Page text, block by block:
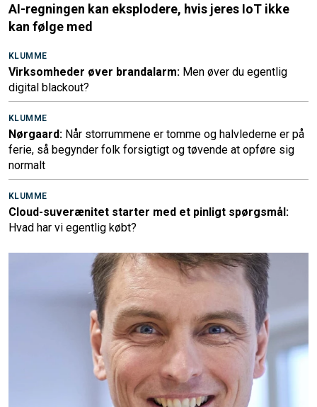
AI-regningen kan eksplodere, hvis jeres IoT ikke
kan følge med
KLUMME
Virksomheder øver brandalarm: Men øver du egentlig
digital blackout?
KLUMME
Nørgaard: Når storrummene er tomme og halvlederne er på
ferie, så begynder folk forsigtigt og tøvende at opføre sig
normalt
KLUMME
Cloud-suverænitet starter med et pinligt spørgsmål:
Hvad har vi egentlig købt?